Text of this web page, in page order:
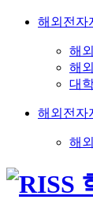
해외전자
해
해
대
해외전자
해